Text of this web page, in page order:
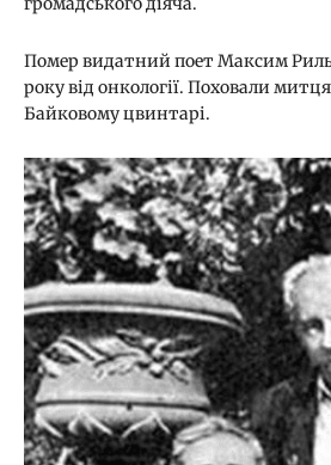
Помер видатний поет Максим
року від онкології. Поховали
Байковому цвинтарі.